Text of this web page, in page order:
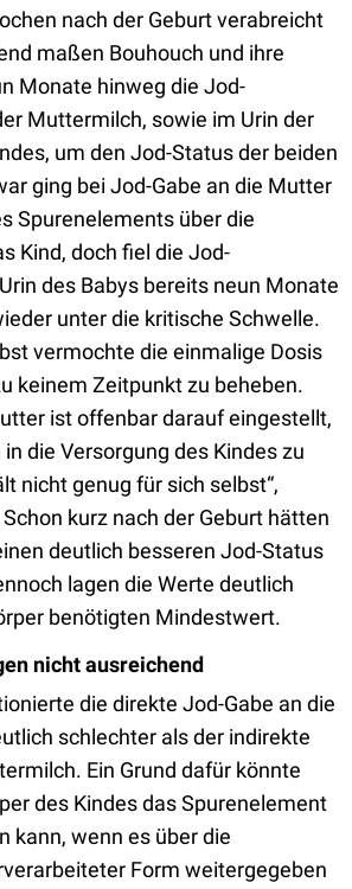
nach der Geburt verabreicht
maßen Bouhouch und ihre
Monate hinweg die Jod-
Muttermilch, sowie im Urin der
um den Jod-Status der beiden
ging bei Jod-Gabe an die Mutter
Spurenelements über die
Kind, doch fiel die Jod-
des Babys bereits neun Monate
unter die kritische Schwelle.
vermochte die einmalige Dosis
keinem Zeitpunkt zu beheben.
ist offenbar darauf eingestellt,
die Versorgung des Kindes zu
nicht genug für sich selbst“,
kurz nach der Geburt hätten
deutlich besseren Jod-Status
lagen die Werte deutlich
benötigten Mindestwert.
nicht ausreichend
die direkte Jod-Gabe an die
schlechter als der indirekte
Ein Grund dafür könnte
des Kindes das Spurenelement
kann, wenn es über die
Form weitergegeben